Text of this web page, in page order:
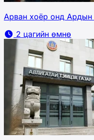
Арван хоёр онд Ардын
2 цагийн өмнө